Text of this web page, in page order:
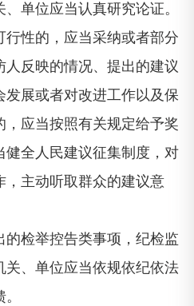
单位应当认真研究论证。
性的，应当采纳或者部分
反映的情况、提出的建议
展或者对改进工作以及保
应当按照有关规定给予奖
健全人民建议征集制度，对
，主动听取群众的建议意
检举控告类事项，纪检监
关、单位应当依规依纪依法